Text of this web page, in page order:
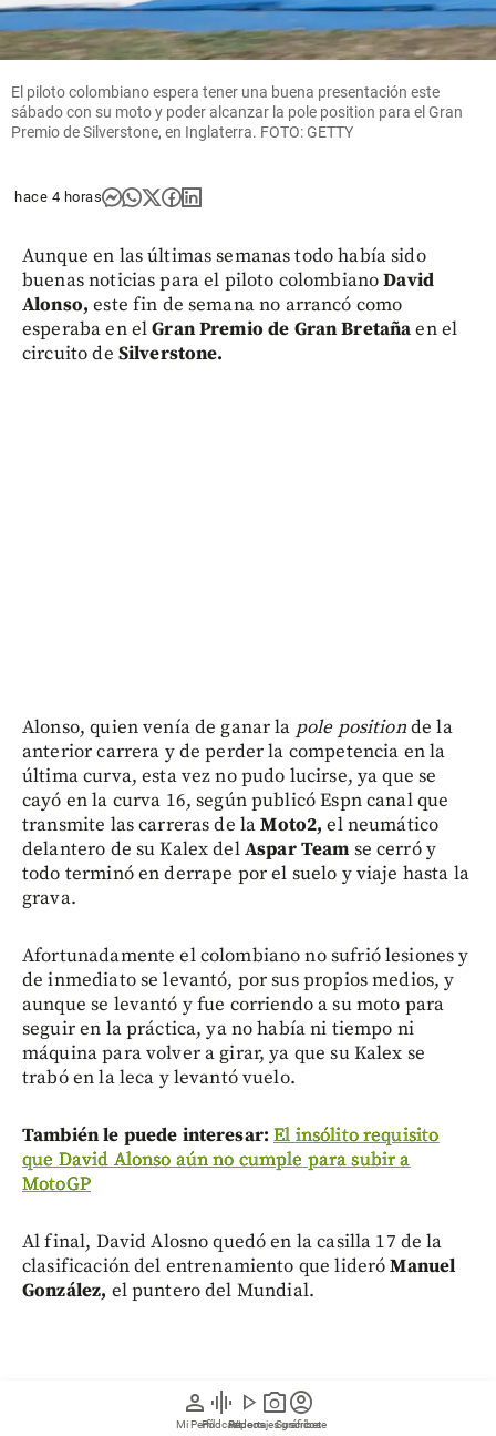
person
Mi Perfil
graphic_eq
Pódcast
play_arrow
Videos
photo_camera
Reportajes gráficos
account_circle
Suscríbete
El piloto colombiano espera tener una buena presentación este
sábado con su moto y poder alcanzar la pole position para el Gran
Premio de Silverstone, en Inglaterra. FOTO: GETTY
hace 4 horas
Aunque en las últimas semanas todo había sido
buenas noticias para el piloto colombianoDavid
Alonso, este fin de semana no arrancó como
esperaba en elGran Premio de Gran Bretañaen el
circuito de Silverstone.
Alonso, quien venía de ganar la pole positionde la
anterior carrera y de perder la competencia en la
última curva, esta vez no pudo lucirse, ya que se
cayó en la curva 16, según publicó Espn canal que
transmite las carreras de laMoto2,el neumático
delantero de su Kalex delAspar Team se cerró y
todo terminó en derrape por el suelo y viaje hasta la
grava.
Afortunadamente el colombiano no sufrió lesiones y
de inmediato se levantó, por sus propios medios, y
aunque se levantó y fue corriendo a su moto para
seguir en la práctica, ya no había ni tiempo ni
máquina para volver a girar, ya que su Kalex se
trabó en la leca y levantó vuelo.
También le puede interesar:El insólito requisito
que David Alonso aún no cumple para subir a
MotoGP
Al final, David Alosno quedó en la casilla 17 de la
clasificación del entrenamiento que lideróManuel
González, el puntero del Mundial.